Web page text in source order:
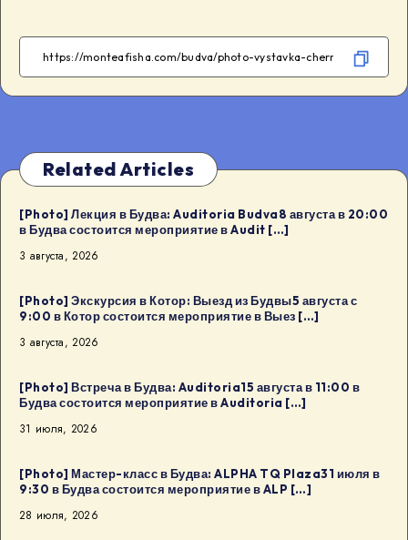
Facebook
Twitter
TelegramWhatsApp
Related Articles
[Photo] Лекция в Будва: Auditoria Budva8 августа в 20:00
в Будва состоится мероприятие в Audit […]
3 августа, 2026
[Photo] Экскурсия в Котор: Выезд из Будвы5 августа с
9:00 в Котор состоится мероприятие в Выез […]
3 августа, 2026
[Photo] Встреча в Будва: Auditoria15 августа в 11:00 в
Будва состоится мероприятие в Auditoria […]
31 июля, 2026
[Photo] Мастер-класс в Будва: ALPHA TQ Plaza31 июля в
9:30 в Будва состоится мероприятие в ALP […]
28 июля, 2026